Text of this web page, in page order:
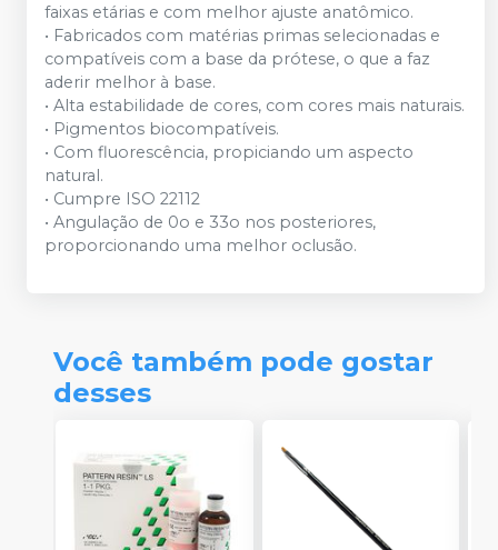
faixas etárias e com melhor ajuste anatômico.
• Fabricados com matérias primas selecionadas e
compatíveis com a base da prótese, o que a faz
aderir melhor à base.
• Alta estabilidade de cores, com cores mais naturais.
• Pigmentos biocompatíveis.
• Com fluorescência, propiciando um aspecto
natural.
• Cumpre ISO 22112
• Angulação de 0o e 33o nos posteriores,
proporcionando uma melhor oclusão.
Você também pode gostar
desses